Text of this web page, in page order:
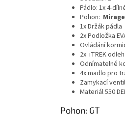
Pádlo: 1x 4-
Pohon:
1x Držák pádla
2x Podložka
Ovládání
2x iTREK
Odnímatelné
4x madlo pro
Zamykací ventil
Materiál 550
Pohon: GT